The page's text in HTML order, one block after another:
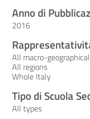
Anno di
2016
All macro-
All regions
Whole Italy
Tipo di Scuola
All types